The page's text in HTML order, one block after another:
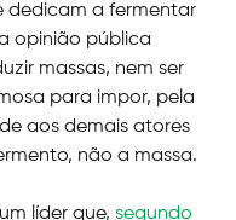
dedicam a fermentar
opinião pública
massas, nem ser
para impor, pela
aos demais atores
não a massa.
líder que, segundo